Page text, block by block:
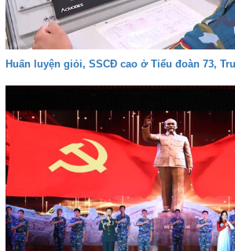
Huấn luyện giỏi, SSCĐ cao ở Tiểu đoàn 73,